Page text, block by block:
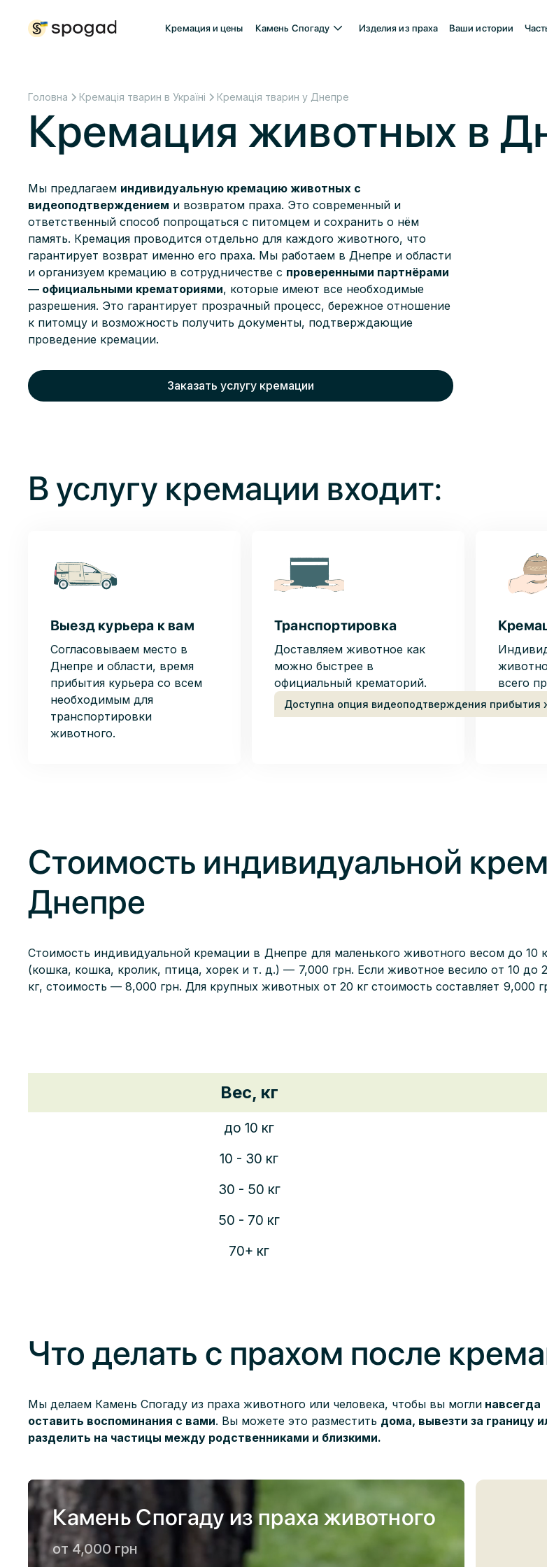
Кремация и цены Камень Спогаду Изделия из праха Ваши истории
Головна Кремація тварин в Україні Кремація тварин у Днепре
Кремация животных в
Мы предлагаем индивидуальную кремацию животных с
видеоподтверждением и возвратом праха. Это современный и
ответственный способ попрощаться с питомцем и сохранить о нём
память. Кремация проводится отдельно для каждого животного, что
гарантирует возврат именно его праха. Мы работаем в Днепре и области
и организуем кремацию в сотрудничестве с проверенными партнёрами
— официальными крематориями, которые имеют все необходимые
разрешения. Это гарантирует прозрачный процесс, бережное отношение
к питомцу и возможность получить документы, подтверждающие
проведение кремации.
Заказать услугу кремации
В услугу кремации входит:
Выезд курьера к вам
Согласовываем место в
Днепре и области, время
прибытия курьера со всем
необходимым для
транспортировки
животного.
Транспортировка
Доставляем животное как
можно быстрее в
официальный крематорий.
Доступна опция видеоподтверждения прибытия
всего
Стоимость индивидуальной
Днепре
Стоимость индивидуальной кремации в Днепре для маленького животного весом до 10
(кошка, кошка, кролик, птица, хорек и т. д.) — 7,000 грн. Если животное весило от 10 до
кг, стоимость — 8,000 грн. Для крупных животных от 20 кг стоимость составляет 9,000
Вес, кг
до 10 кг
10 - 30 кг
30 - 50 кг
50 - 70 кг
70+ кг
Что делать с прахом после
Мы делаем Камень Спогаду из праха животного или человека, чтобы вы могли навсегда
оставить воспоминания с вами. Вы можете это разместить дома, вывезти за границу
разделить на частицы между родственниками и близкими.
Камень Спогаду из праха животного
от 4,000 грн